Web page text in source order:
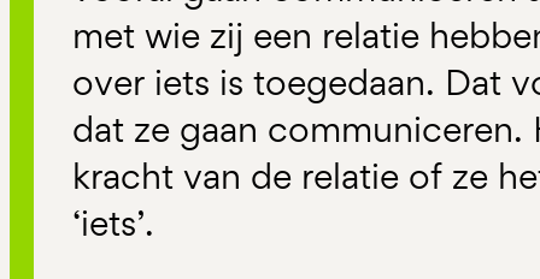
met wie zij een relatie
over iets is toegedaan. Dat
dat ze gaan communiceren.
kracht van de relatie of ze
‘iets’.